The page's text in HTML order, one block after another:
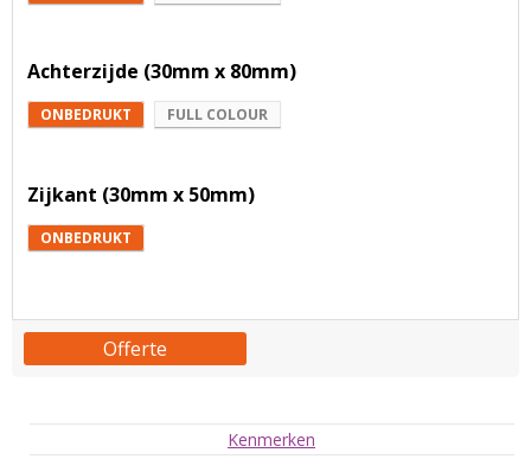
Achterzijde (30mm x 80mm)
ONBEDRUKT FULL COLOUR
Zijkant (30mm x 50mm)
ONBEDRUKT
Offerte
Kenmerken